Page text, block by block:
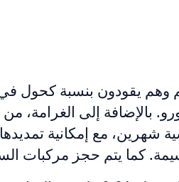
وهم يقودون بنسبة كحول في
أو أكثر غرامة تتراوح بين 400 و600 يورو. بالإضافة إلى
كما يتم حجز مركبات